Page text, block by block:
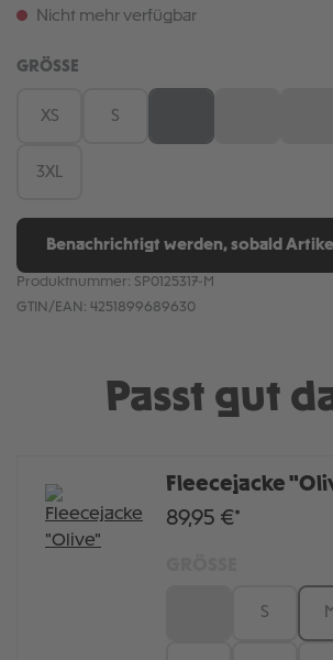
Nicht mehr verfügbar
GRÖSSE
XS S
3XL
Benachrichtigt werden, sobald
Produktnummer: SP0125317-M
GTIN/EAN: 4251899689630
Passt gut
Fleecejacke
89,95 €*
S M